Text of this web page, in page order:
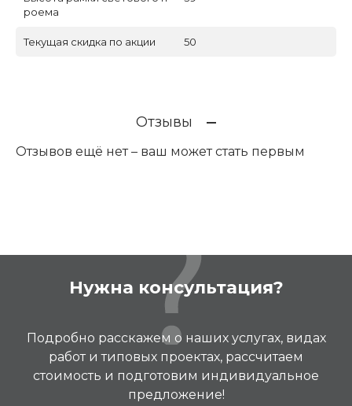
роема
Текущая скидка по акции 50
Отзывы
Отзывов ещё нет – ваш может стать первым
Нужна консультация?
Подробно расскажем о наших услугах, видах
работ и типовых проектах, рассчитаем
стоимость и подготовим индивидуальное
предложение!